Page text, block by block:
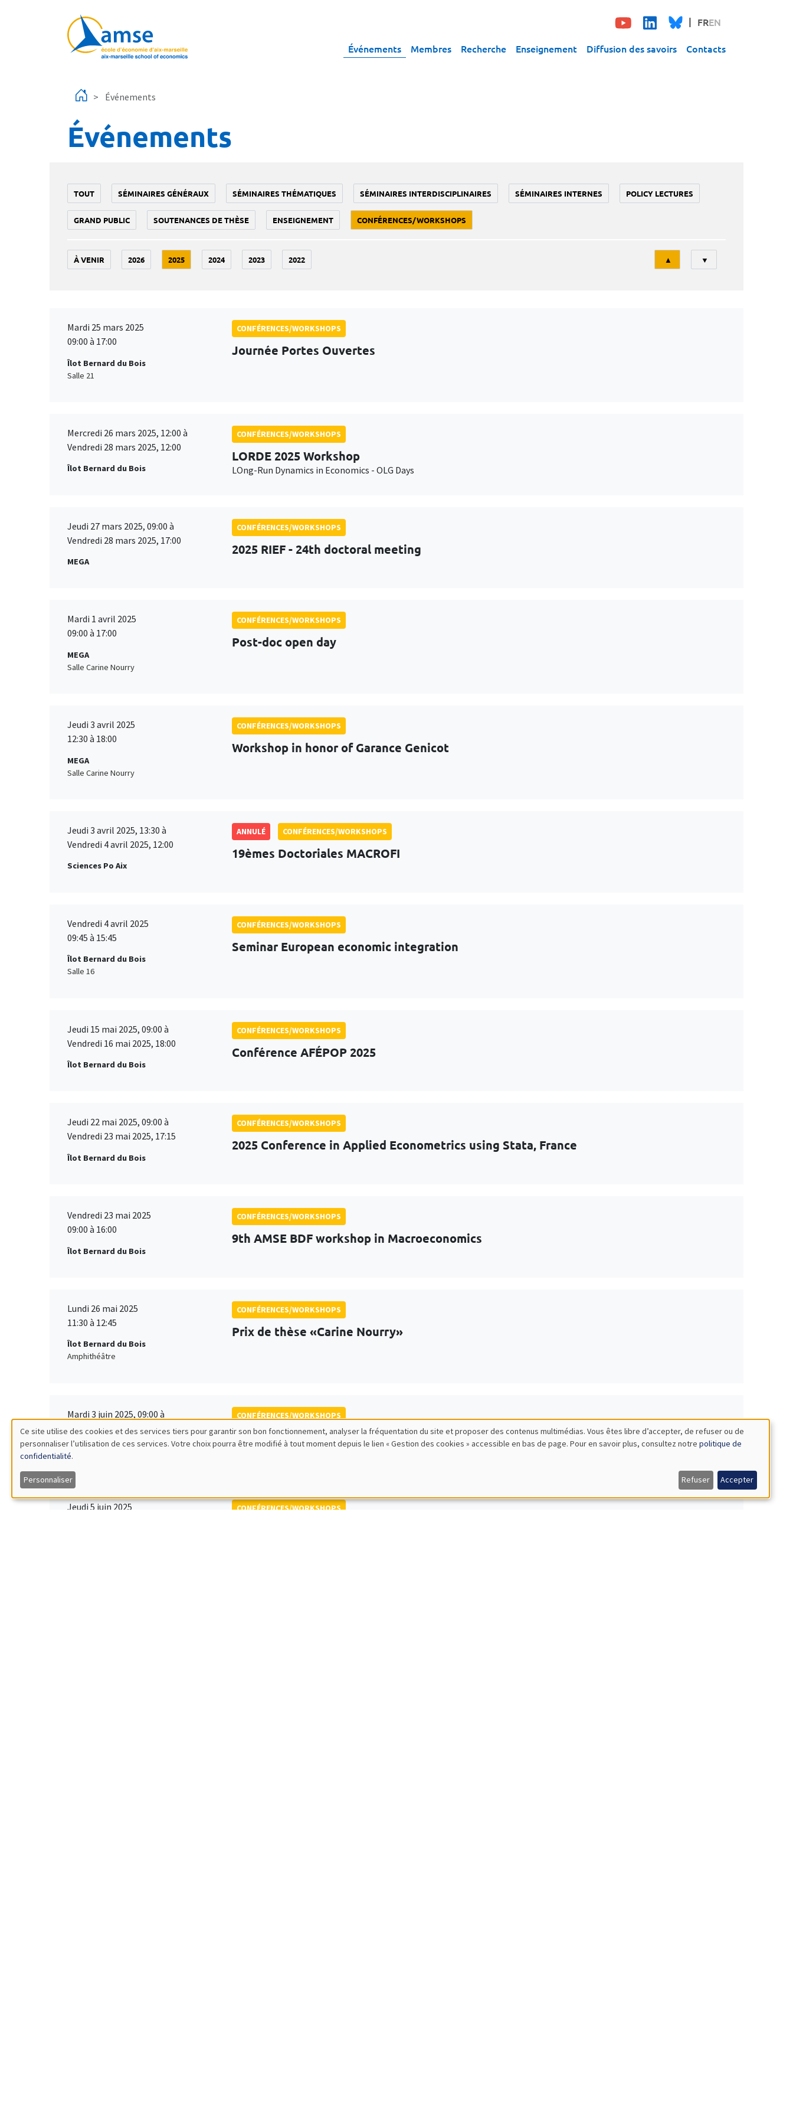
FREN
Événements Membres Recherche Enseignement Diffusion des savoirs Contacts
Événements
Événements
TOUT SÉMINAIRES GÉNÉRAUX SÉMINAIRES THÉMATIQUES SÉMINAIRES INTERDISCIPLINAIRES SÉMINAIRES INTERNES POLICY LECTURES
GRAND PUBLIC SOUTENANCES DE THÈSE ENSEIGNEMENT CONFÉRENCES/WORKSHOPS
À VENIR 2026 2025 2024 2023 2022
Tri
▲ ▼
Mardi 25 mars 2025
09:00 à 17:00
Îlot Bernard du Bois
Salle 21
CONFÉRENCES/WORKSHOPS
Journée Portes Ouvertes
Mercredi 26 mars 2025, 12:00 à
Vendredi 28 mars 2025, 12:00
Îlot Bernard du Bois
CONFÉRENCES/WORKSHOPS
LORDE 2025 Workshop
LOng-Run Dynamics in Economics - OLG Days
Jeudi 27 mars 2025, 09:00 à
Vendredi 28 mars 2025, 17:00
MEGA
CONFÉRENCES/WORKSHOPS
2025 RIEF - 24th doctoral meeting
Mardi 1 avril 2025
09:00 à 17:00
MEGA
Salle Carine Nourry
CONFÉRENCES/WORKSHOPS
Post-doc open day
Jeudi 3 avril 2025
12:30 à 18:00
MEGA
Salle Carine Nourry
CONFÉRENCES/WORKSHOPS
Workshop in honor of Garance Genicot
Jeudi 3 avril 2025, 13:30 à
Vendredi 4 avril 2025, 12:00
Sciences Po Aix
ANNULÉ CONFÉRENCES/WORKSHOPS
19èmes Doctoriales MACROFI
Vendredi 4 avril 2025
09:45 à 15:45
Îlot Bernard du Bois
Salle 16
CONFÉRENCES/WORKSHOPS
Seminar European economic integration
Jeudi 15 mai 2025, 09:00 à
Vendredi 16 mai 2025, 18:00
Îlot Bernard du Bois
CONFÉRENCES/WORKSHOPS
Conférence AFÉPOP 2025
Jeudi 22 mai 2025, 09:00 à
Vendredi 23 mai 2025, 17:15
Îlot Bernard du Bois
CONFÉRENCES/WORKSHOPS
2025 Conference in Applied Econometrics using Stata, France
Vendredi 23 mai 2025
09:00 à 16:00
Îlot Bernard du Bois
CONFÉRENCES/WORKSHOPS
9th AMSE BDF workshop in Macroeconomics
Lundi 26 mai 2025
11:30 à 12:45
Îlot Bernard du Bois
Amphithéâtre
CONFÉRENCES/WORKSHOPS
Prix de thèse «Carine Nourry»
Mardi 3 juin 2025, 09:00 à
Vendredi 6 juin 2025, 17:00
Îlot Bernard du Bois
CONFÉRENCES/WORKSHOPS
École de printemps et conférence internationale QFFE 2025
Quantitative Finance and Financial Econometrics
Jeudi 5 juin 2025
CONFÉRENCES/WORKSHOPS
Utilisation
des
données
Ce site utilise des cookies et des services tiers pour garantir son bon fonctionnement, analyser la fréquentation du site et proposer des contenus multimédias. Vous êtes libre d’accepter, de refuser ou de
personnaliser l’utilisation de ces services. Votre choix pourra être modifié à tout moment depuis le lien « Gestion des cookies » accessible en bas de page. Pour en savoir plus, consultez notre politique de
confidentialité.
Personnaliser Refuser Accepter